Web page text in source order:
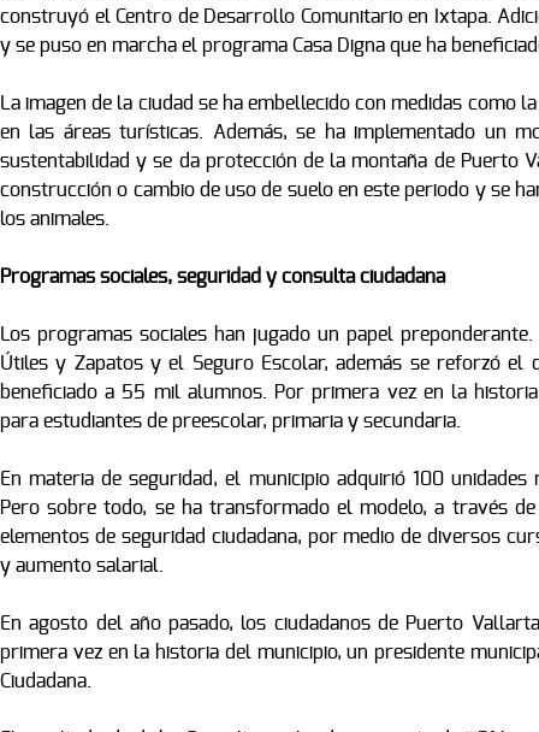
construyó el Centro de Desarrollo Comunitario en Ixtapa.
y se puso en marcha el programa Casa Digna que ha
La imagen de la ciudad se ha embellecido con medidas como
en las áreas turísticas. Además, se ha implementado un
sustentabilidad y se da protección de la montaña de Puerto
construcción o cambio de uso de suelo en este periodo y se
los animales.
Programas sociales, seguridad y consulta ciudadana
Los programas sociales han jugado un papel
Útiles y Zapatos y el Seguro Escolar, además se reforzó el
beneficiado a 55 mil alumnos. Por primera vez en la
para estudiantes de preescolar, primaria y secundaria.
En materia de seguridad, el municipio adquirió 100
Pero sobre todo, se ha transformado el modelo, a través
elementos de seguridad ciudadana, por medio de diversos
y aumento salarial.
En agosto del año pasado, los ciudadanos de Puerto
primera vez en la historia del municipio, un presidente
Ciudadana.